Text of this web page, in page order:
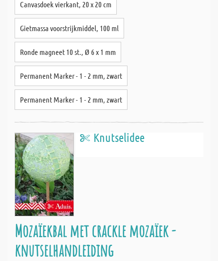
Canvasdoek vierkant, 20 x 20 cm
Gietmassa voorstrijkmiddel, 100 ml
Ronde magneet 10 st., Ø 6 x 1 mm
Permanent Marker - 1 - 2 mm, zwart
Permanent Marker - 1 - 2 mm, zwart
Knutselidee
Mozaïekbal met crackle mozaïek -
knutselhandleiding